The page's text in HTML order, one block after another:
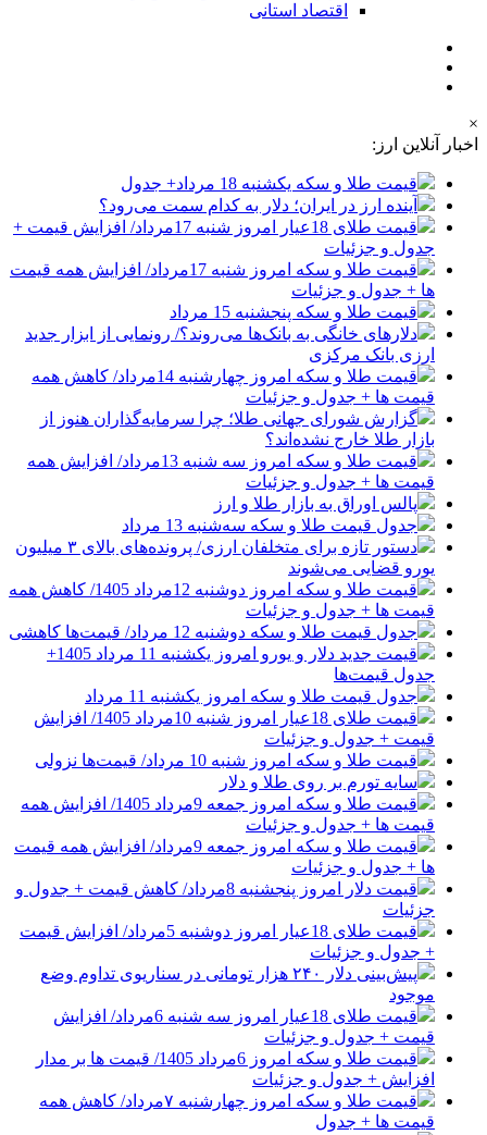
اقتصاد استانی
×
اخبار آنلاین ارز:
قیمت طلا و سکه یکشنبه 18 مرداد+ جدول
آینده ارز در ایران؛ دلار به کدام سمت می‌رود؟
قیمت طلای 18عیار امروز شنبه 17مرداد/ افزایش قیمت +
جدول و جزئیات
قیمت طلا و سکه امروز شنبه 17مرداد/ افزایش همه قیمت
ها + جدول و جزئیات
قیمت طلا و سکه پنجشنبه 15 مرداد
دلارهای خانگی به بانک‌ها می‌روند؟/ رونمایی از ابزار جدید
ارزی بانک مرکزی
قیمت طلا و سکه امروز چهارشنبه 14مرداد/ کاهش همه
قیمت ها + جدول و جزئیات
گزارش شورای جهانی طلا؛ چرا سرمایه‌گذاران هنوز از
بازار طلا خارج نشده‌اند؟
قیمت طلا و سکه امروز سه شنبه 13مرداد/ افزایش همه
قیمت ها + جدول و جزئیات
پالس اوراق به بازار طلا و ارز
جدول قیمت طلا و سکه سه‌شنبه 13 مرداد
دستور تازه برای متخلفان ارزی/ پرونده‌های بالای ۳ میلیون
یورو قضایی می‌شوند
قیمت طلا و سکه امروز دوشنبه 12مرداد 1405/ کاهش همه
قیمت ها + جدول و جزئیات
جدول قیمت طلا و سکه دوشنبه 12 مرداد/ قیمت‌ها کاهشی
قیمت جدید دلار و یورو امروز یکشنبه 11 مرداد 1405+
جدول قیمت‌ها
جدول قیمت طلا و سکه امروز یکشنبه 11 مرداد
قیمت طلای 18عیار امروز شنبه 10مرداد 1405/ افزایش
قیمت + جدول و جزئیات
قیمت طلا و سکه امروز شنبه 10 مرداد/ قیمت‌ها نزولی
سایه تورم بر روی طلا و دلار
قیمت طلا و سکه امروز جمعه 9مرداد 1405/ افزایش همه
قیمت ها + جدول و جزئیات
قیمت طلا و سکه امروز جمعه 9مرداد/ افزایش همه قیمت
ها + جدول و جزئیات
قیمت دلار امروز پنجشنبه 8مرداد/ کاهش قیمت + جدول و
جزئیات
قیمت طلای 18عیار امروز دوشنبه 5مرداد/ افزایش قیمت
+ جدول و جزئیات
پیش‌بینی دلار ۲۴۰ هزار تومانی در سناریوی تداوم وضع
موجود
قیمت طلای 18عیار امروز سه شنبه 6مرداد/ افزایش
قیمت + جدول و جزئیات
قیمت طلا و سکه امروز 6مرداد 1405/ قیمت ها بر مدار
افزایش + جدول و جزئیات
قیمت طلا و سکه امروز چهارشنبه ۷مرداد/ کاهش همه
قیمت ها + جدول